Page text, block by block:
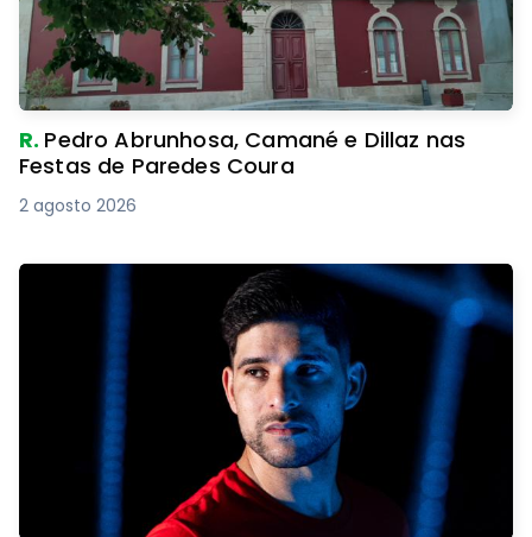
R. Pedro Abrunhosa, Camané e Dillaz nas
Festas de Paredes Coura
2 agosto 2026